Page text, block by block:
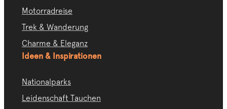
Motorradreise
Trek & Wanderung
Charme & Eleganz
Ideen & Inspirationen
Nationalparks
Leidenschaft Tauchen